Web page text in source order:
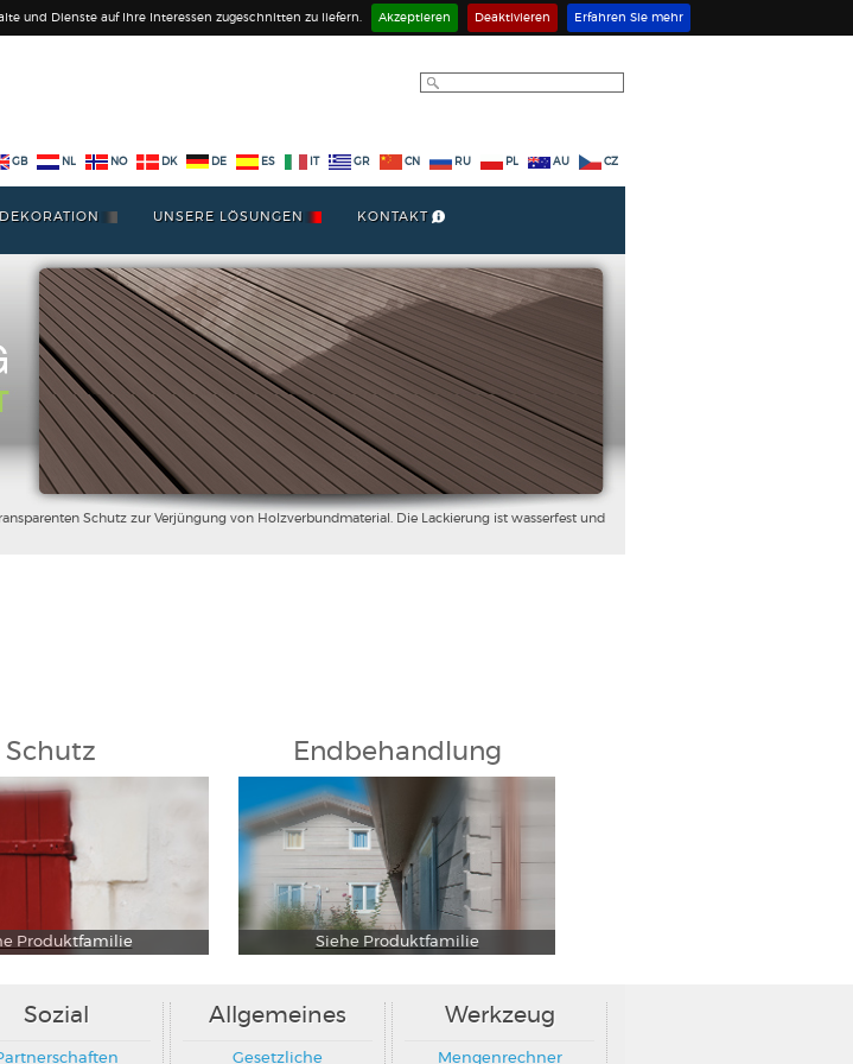
und Dienste auf Ihre Interessen zugeschnitten zu liefern. Akzeptieren Deaktivieren Erfahren Sie mehr
GB NL NO DK DE ES GR CN RU PL AU CZ
DEKORATION UNSERE LÖSUNGEN KONTAKT
Schutz zur Verjüngung von Holzverbundmaterial. Die Lackierung ist wasserfest und
Schutz
Produktfamilie
Endbehandlung
Siehe Produktfamilie
Sozial Allgemeines
Gesetzliche
Werkzeug
Mengenrechner